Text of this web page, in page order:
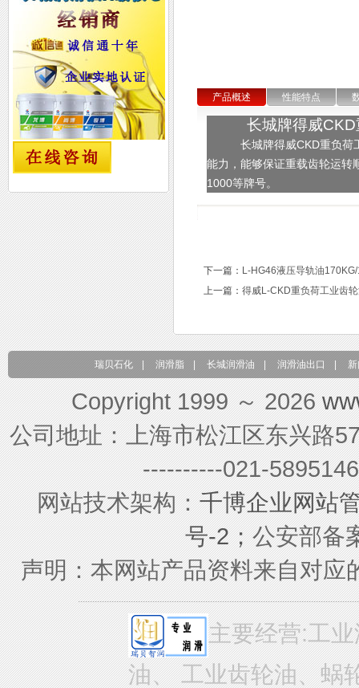
产品概述 性能特点
长城牌得威CKD
长城牌得威CKD重负荷工
能力，能够保证重载齿轮运
1000等牌号。
下一篇： L-HG46液压导轨油
上一篇： 得威L-CKD重负荷工业齿
瑞贝石化 润滑脂 长城润滑油 润滑油出口
Copyright 1999 ～ 2026
公司地址：上海市松江区东兴路
----------021-
网站技术架构：千博企业网站
号-2；公安部备
声明：本网站产品资料来自对
主要经营:工
油、 工业齿轮油、蜗